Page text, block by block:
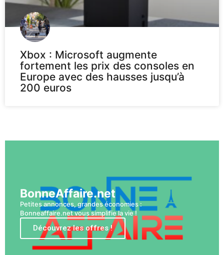
Xbox : Microsoft augmente
fortement les prix des consoles en
Europe avec des hausses jusqu’à
200 euros
BonneAffaire.net
Petites annonces, grandes économies :
Bonneaffaire.net vous simplifie la vie !
Découvrez les offres !